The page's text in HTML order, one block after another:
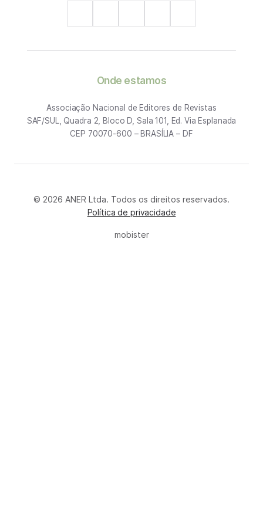
Onde estamos
Associação Nacional de Editores de Revistas
SAF/SUL, Quadra 2, Bloco D, Sala 101, Ed. Via Esplanada
CEP 70070-600 – BRASÍLIA – DF
© 2026 ANER Ltda. Todos os direitos reservados.
Política de privacidade
mobister